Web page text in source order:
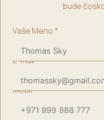
bude
Vaše Meno*
E-mail*
Mobil*